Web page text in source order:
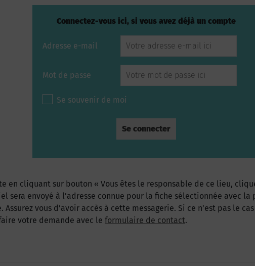
Connectez-vous ici, si vous avez déjà un compte
Adresse e-mail
Mot de passe
Se souvenir de moi
en cliquant sur bouton « Vous êtes le responsable de ce lieu,
sera envoyé à l’adresse connue pour la fiche sélectionnée avec la
Assurez vous d’avoir accès à cette messagerie. Si ce n’est pas le
votre demande avec le formulaire de contact.